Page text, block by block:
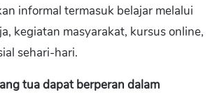
informal termasuk belajar melalui
kegiatan masyarakat, kursus online,
sehari-hari.
tua dapat berperan dalam